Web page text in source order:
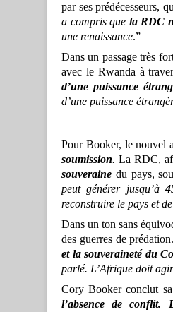
par ses prédécesseurs,
a compris que la RDC
une renaissance.”
Dans un passage très
avec le Rwanda à
d’une puissance
d’une puissance
Pour Booker, le nouvel
soumission. La RDC,
souveraine du pays,
peut générer jusqu’à
reconstruire le pays et
Dans un ton sans
des guerres de
et la souveraineté du
parlé. L’Afrique doit agir
Cory Booker conclut
l’absence de conflit.